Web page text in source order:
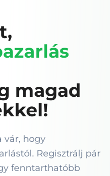
magad
vár, hogy
Regisztrálj pár
fenntarthatóbb